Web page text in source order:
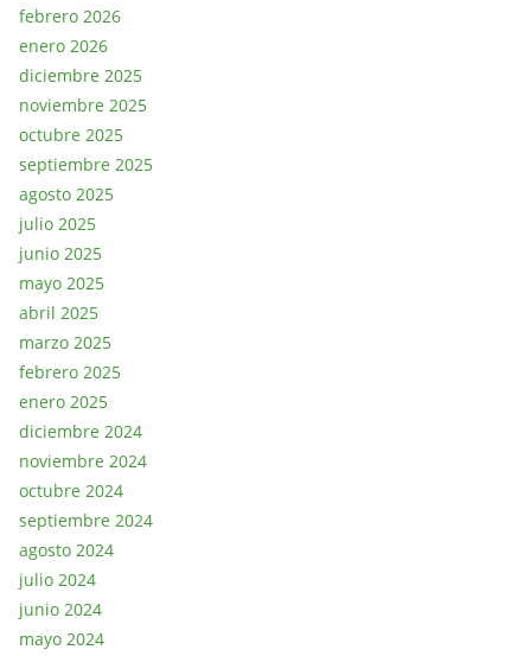
febrero 2026
enero 2026
diciembre 2025
noviembre 2025
octubre 2025
septiembre 2025
agosto 2025
julio 2025
junio 2025
mayo 2025
abril 2025
marzo 2025
febrero 2025
enero 2025
diciembre 2024
noviembre 2024
octubre 2024
septiembre 2024
agosto 2024
julio 2024
junio 2024
mayo 2024